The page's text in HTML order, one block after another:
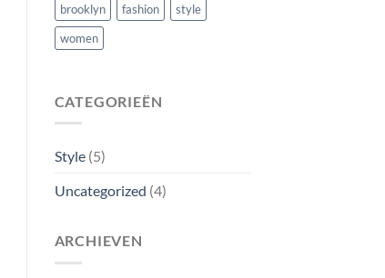
brooklyn fashion
style
women
CATEGORIEËN
Style(5)
Uncategorized (4)
ARCHIEVEN